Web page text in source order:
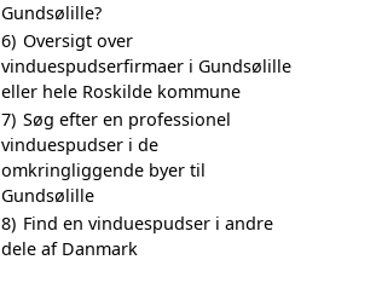
Gundsølille?
6) Oversigt over
vinduespudserfirmaer i Gundsølille
eller hele Roskilde kommune
7) Søg efter en professionel
vinduespudser i de
omkringliggende byer til
Gundsølille
8) Find en vinduespudser i andre
dele af Danmark